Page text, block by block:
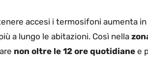
accesi i termosifoni aumenta in
a lungo le abitazioni. Così nella
non oltre le 12 ore quotidiane e